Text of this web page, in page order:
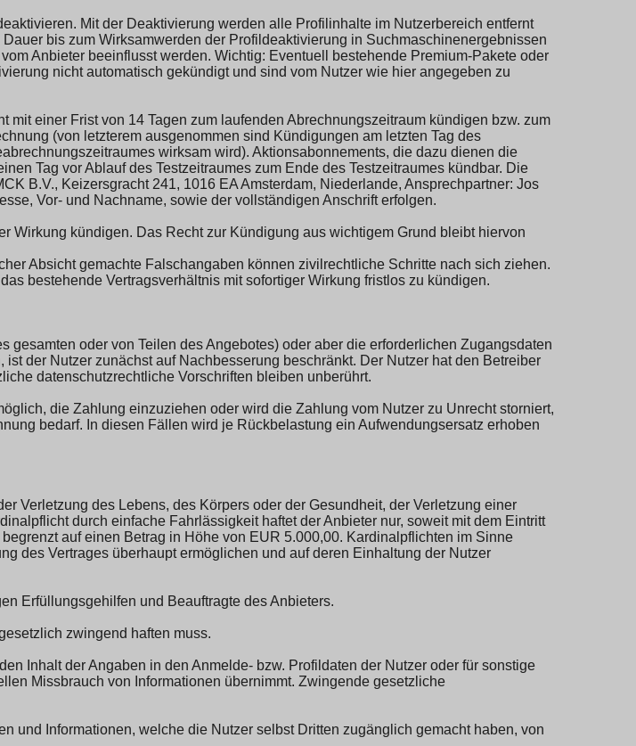
Mit der Deaktivierung werden alle Profilinhalte im Nutzerbereich entfernt
bis zum Wirksamwerden der Profildeaktivierung in Suchmaschinenergebnissen
Anbieter beeinflusst werden. Wichtig: Eventuell bestehende Premium-Pakete oder
nicht automatisch gekündigt und sind vom Nutzer wie hier angegeben zu
einer Frist von 14 Tagen zum laufenden Abrechnungszeitraum kündigen bzw. zum
(von letzterem ausgenommen sind Kündigungen am letzten Tag des
wirksam wird). Aktionsabonnements, die dazu dienen die
Tag vor Ablauf des Testzeitraumes zum Ende des Testzeitraumes kündbar. Die
B.V., Keizersgracht 241, 1016 EA Amsterdam, Niederlande, Ansprechpartner: Jos
Vor- und Nachname, sowie der vollständigen Anschrift erfolgen.
Wirkung kündigen. Das Recht zur Kündigung aus wichtigem Grund bleibt hiervon
Absicht gemachte Falschangaben können zivilrechtliche Schritte nach sich ziehen.
bestehende Vertragsverhältnis mit sofortiger Wirkung fristlos zu kündigen.
oder von Teilen des Angebotes) oder aber die erforderlichen Zugangsdaten
der Nutzer zunächst auf Nachbesserung beschränkt. Der Nutzer hat den Betreiber
datenschutzrechtliche Vorschriften bleiben unberührt.
die Zahlung einzuziehen oder wird die Zahlung vom Nutzer zu Unrecht storniert,
bedarf. In diesen Fällen wird je Rückbelastung ein Aufwendungsersatz erhoben
Verletzung des Lebens, des Körpers oder der Gesundheit, der Verletzung einer
durch einfache Fahrlässigkeit haftet der Anbieter nur, soweit mit dem Eintritt
auf einen Betrag in Höhe von EUR 5.000,00. Kardinalpflichten im Sinne
des Vertrages überhaupt ermöglichen und auf deren Einhaltung der Nutzer
Erfüllungsgehilfen und Beauftragte des Anbieters.
zwingend haften muss.
Inhalt der Angaben in den Anmelde- bzw. Profildaten der Nutzer oder für sonstige
Missbrauch von Informationen übernimmt. Zwingende gesetzliche
und Informationen, welche die Nutzer selbst Dritten zugänglich gemacht haben, von